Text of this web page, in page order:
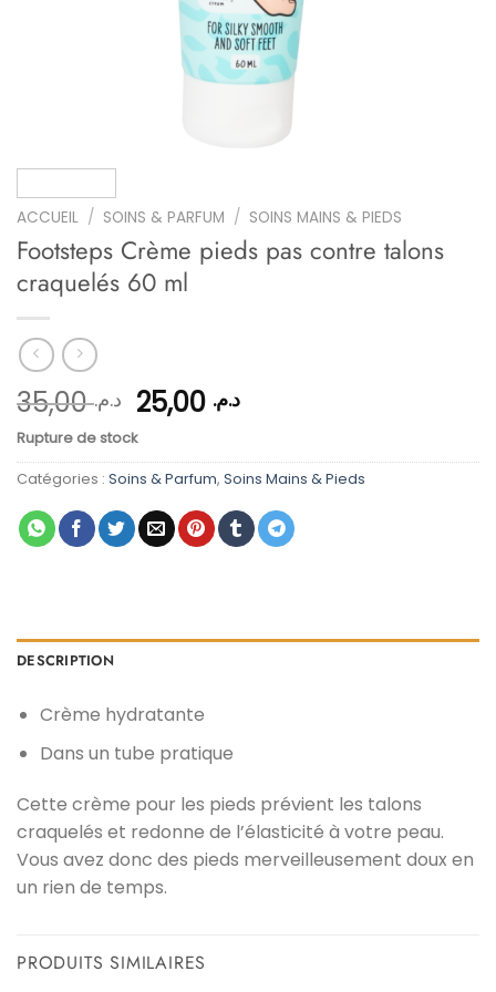
ACCUEIL / SOINS & PARFUM / SOINS MAINS & PIEDS
Footsteps Crème pieds pas contre talons
craquelés 60 ml
د.م.35,00 Le
prix
initial
était :
د.م.Le
actuel
est :
Rupture de stock
Catégories : Soins & Parfum, Soins Mains & Pieds
DESCRIPTION
Crème hydratante
Dans un tube pratique
Cette crème pour les pieds prévient les talons
craquelés et redonne de l’élasticité à votre peau.
Vous avez donc des pieds merveilleusement doux en
un rien de temps.
PRODUITS SIMILAIRES